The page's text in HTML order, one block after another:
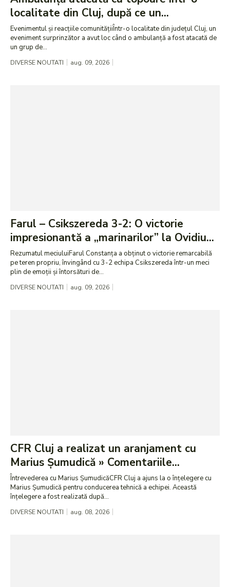
localitate din Cluj, după ce un...
Evenimentul și reacțiile comunitățiiÎntr-o localitate din județul Cluj, un
eveniment surprinzător a avut loc când o ambulanță a fost atacată de
un grup de...
DIVERSE NOUTATI aug. 09, 2026
Farul – Csikszereda 3-2: O victorie
impresionantă a „marinarilor” la Ovidiu...
Rezumatul meciuluiFarul Constanța a obținut o victorie remarcabilă
pe teren propriu, învingând cu 3-2 echipa Csikszereda într-un meci
plin de emoții și întorsături de...
DIVERSE NOUTATI aug. 09, 2026
CFR Cluj a realizat un aranjament cu
Marius Șumudică » Comentariile...
Întrevederea cu Marius ȘumudicăCFR Cluj a ajuns la o înțelegere cu
Marius Șumudică pentru conducerea tehnică a echipei. Această
înțelegere a fost realizată după...
DIVERSE NOUTATI aug. 08, 2026